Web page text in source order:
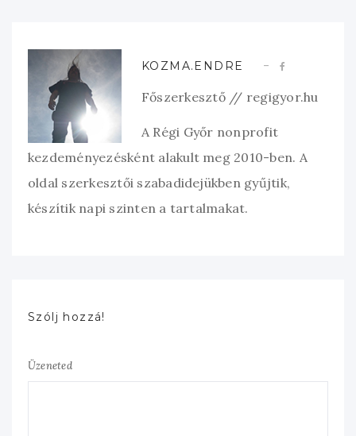
KOZMA.ENDRE
Főszerkesztő // regigyor.hu
A Régi Győr nonprofit
kezdeményezésként alakult meg 2010-ben. A
oldal szerkesztői szabadidejükben gyűjtik,
készítik napi szinten a tartalmakat.
Szólj hozzá!
Üzeneted